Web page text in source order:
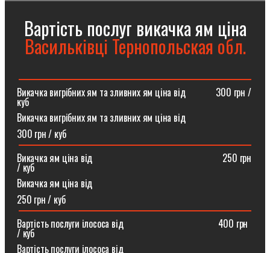
Вартість послуг викачка ям ціна
Васильківці Тернопольская обл.
Викачка вигрібних ям та зливних ям ціна від ⠀⠀⠀⠀300 грн /
куб
Викачка вигрібних ям та зливних ям ціна від
300 грн / куб
Викачка ям ціна від ⠀⠀⠀⠀⠀⠀⠀⠀⠀⠀⠀⠀⠀⠀⠀⠀⠀⠀250 грн
/ куб
Викачка ям ціна від
250 грн / куб
Вартість послуги ілососа від ⠀⠀⠀⠀⠀⠀⠀⠀⠀⠀⠀⠀⠀400 грн
/ куб
Вартість послуги ілососа від